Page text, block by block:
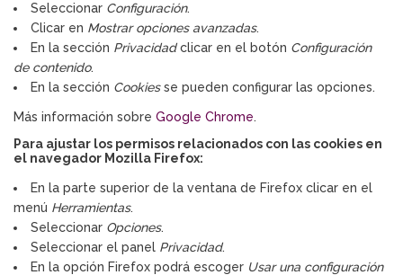
Seleccionar Configuración.
Clicar en Mostrar opciones avanzadas.
En la sección Privacidadclicar en el botón Configuración
de contenido.
En la sección Cookiesse pueden configurar las opciones.
Más información sobre Google Chrome.
Para ajustar los permisos relacionados con las cookies en
el navegador Mozilla Firefox:
En la parte superior de la ventana de Firefox clicar en el
menú Herramientas.
Seleccionar Opciones.
Seleccionar el panel Privacidad.
En la opción Firefox podrá escoger Usar una configuración